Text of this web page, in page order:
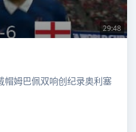
29:48
帽姆巴佩双响创纪录奥利塞